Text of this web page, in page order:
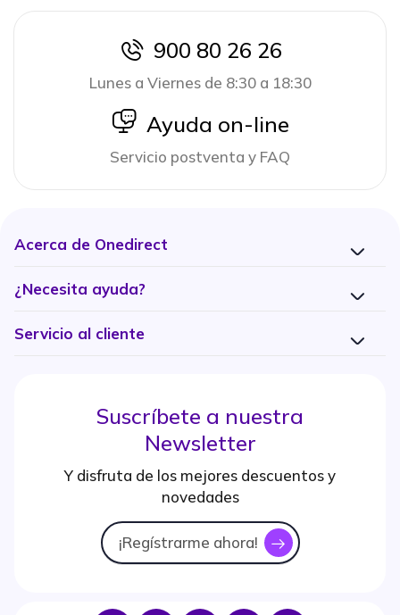
icon
900 80 26 26
Lunes a Viernes de 8:30 a 18:30
icon
Ayuda on-line
Servicio postventa y FAQ
Acerca de Onedirect
¿Necesita ayuda?
Servicio al cliente
Suscríbete a nuestra
Newsletter
Y disfruta de los mejores descuentos y
novedades
¡Regístrarme ahora! icon